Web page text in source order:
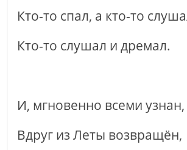
Кто-то спал, а кто-то
Кто-то слушал и дремал.
И, мгновенно всеми узнан,
Вдруг из Леты возвращён,